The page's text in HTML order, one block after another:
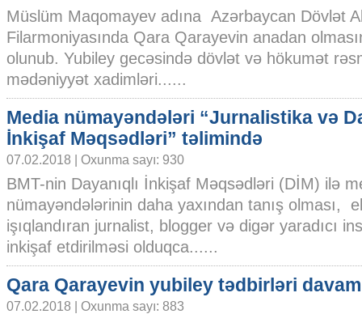
Müslüm Maqomayev adına Azərbaycan Dövlət
Filarmoniyasında Qara Qarayevin anadan
olunub. Yubiley gecəsində dövlət və hökumət
mədəniyyət xadimləri......
Media nümayəndələri “Jurnalistika və
İnkişaf Məqsədləri” təlimində
07.02.2018 | Oxunma sayı: 930
BMT-nin Dayanıqlı İnkişaf Məqsədləri (DİM) ilə
nümayəndələrinin daha yaxından tanış olması,
işıqlandıran jurnalist, blogger və digər yaradıcı
inkişaf etdirilməsi olduqca......
Qara Qarayevin yubiley tədbirləri
07.02.2018 | Oxunma sayı: 883